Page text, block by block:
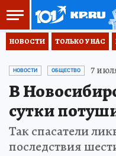
НОВОСТИ ТОЛЬКО У НАС
НОВОСТИ ОБЩЕСТВО 7
В
сутки
Так спасатели
последствия